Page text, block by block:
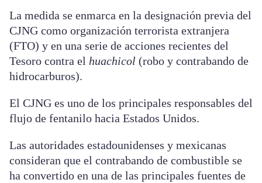
La medida se enmarca en la designación previa del
CJNG como organización terrorista extranjera
(FTO) y en una serie de acciones recientes del
Tesoro contra el huachicol (robo y contrabando de
hidrocarburos).
El CJNG es uno de los principales responsables del
flujo de fentanilo hacia Estados Unidos.
Las autoridades estadounidenses y mexicanas
consideran que el contrabando de combustible se
ha convertido en una de las principales fuentes de